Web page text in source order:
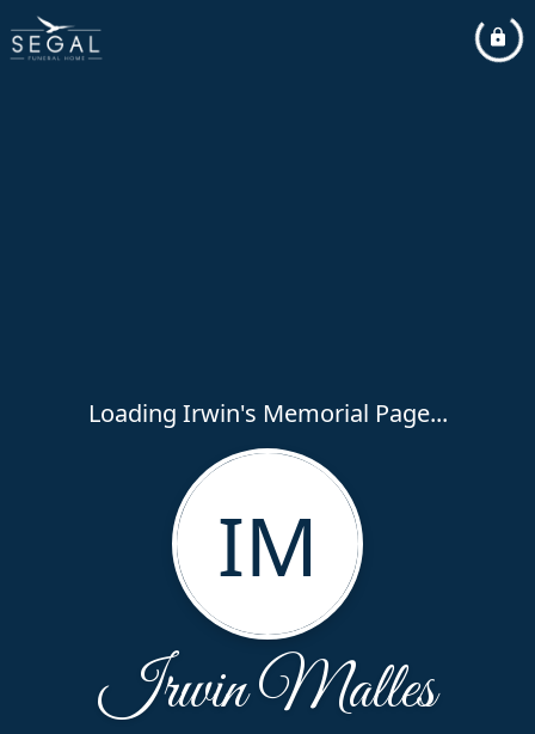
Loading Irwin's Memorial Page...
IM
Irwin Malles